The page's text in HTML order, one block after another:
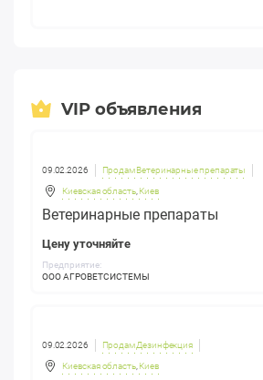
VIP объявления
09.02.2026 Продам Ветеринарные препараты
Киевская область,Киев
Ветеринарные препараты
Цену уточняйте
Предприятие:
ООО АГРОВЕТСИСТЕМЫ
09.02.2026 Продам Дезинфекция
Киевская область,Киев